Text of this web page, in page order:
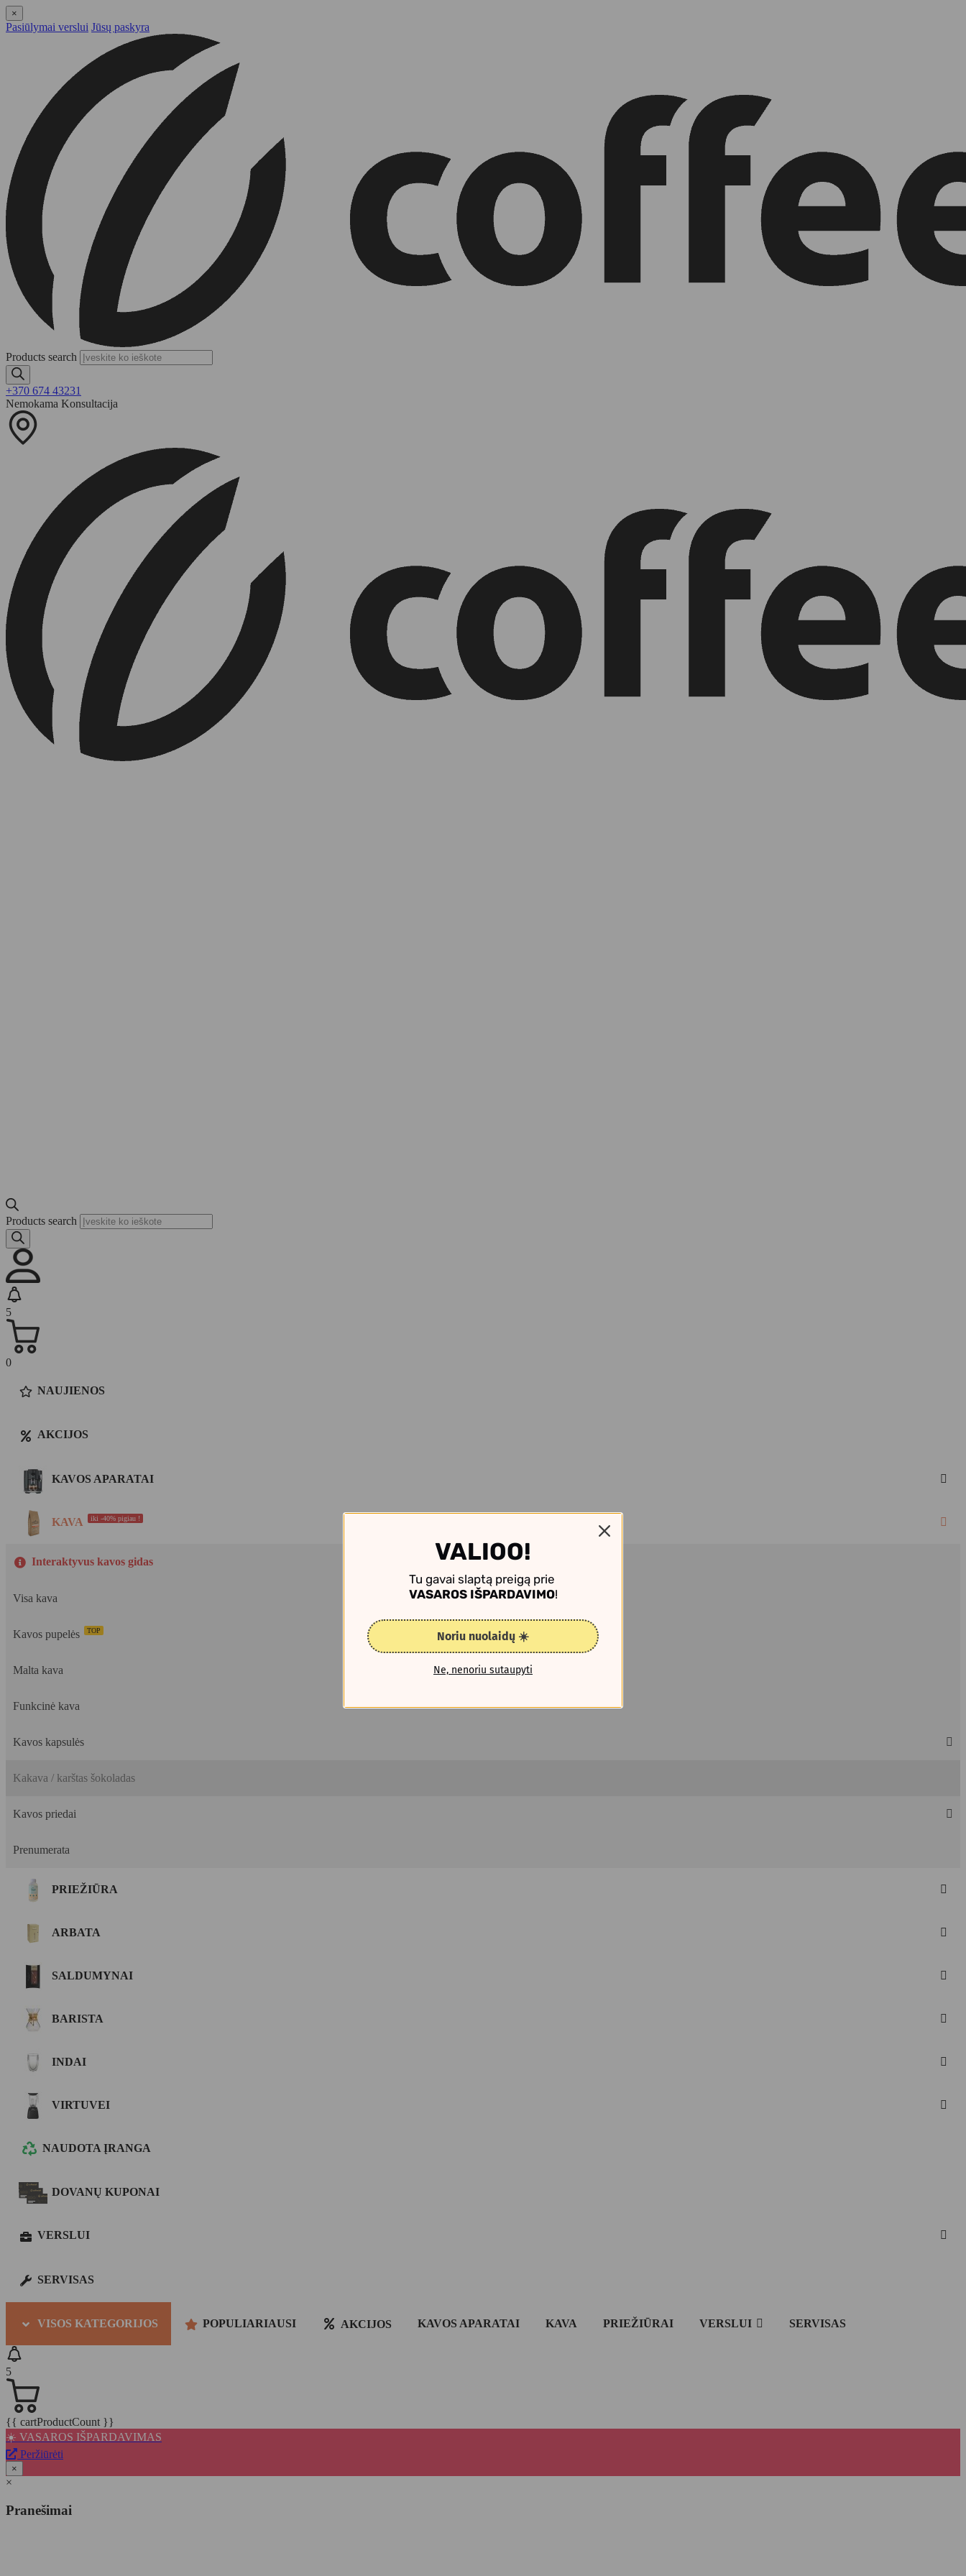
×
Pasiūlymai verslui Jūsų paskyra
Products search
+370 674 43231
Nemokama Konsultacija
Products search
5
0
NAUJIENOS
AKCIJOS
KAVOS APARATAI
KAVA iki -40% pigiau !
Interaktyvus kavos gidas
Visa kava
Kavos pupelės TOP
Malta kava
Funkcinė kava
Kavos kapsulės
Kakava / karštas šokoladas
Kavos priedai
Prenumerata
PRIEŽIŪRA
ARBATA
SALDUMYNAI
BARISTA
INDAI
VIRTUVEI
NAUDOTA ĮRANGA
DOVANŲ KUPONAI
VERSLUI
SERVISAS
VISOS KATEGORIJOS POPULIARIAUSI AKCIJOS KAVOS APARATAI KAVA PRIEŽIŪRAI VERSLUI SERVISAS
5
{{ cartProductCount }}
☀️ VASAROS IŠPARDAVIMAS
Peržiūrėti
×
×
Pranešimai
VALIOO!
Tu gavai slaptą preigą prie
VASAROS IŠPARDAVIMO!
Noriu nuolaidų ☀️
Ne, nenoriu sutaupyti